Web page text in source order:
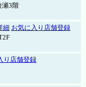
瀬3階
細 お気に入り店舗登録
り店舗登録